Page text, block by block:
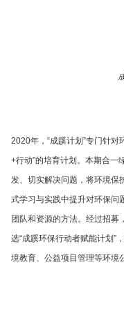
2020年，“成蹊计划”专门针
+行动”的培育计划。本期合一
发、切实解决问题，将环境保
式学习与实践中提升对环保问
团队和资源的方法。经过招募
选“成蹊环保行动者赋能计划”
境教育、公益项目管理等环境